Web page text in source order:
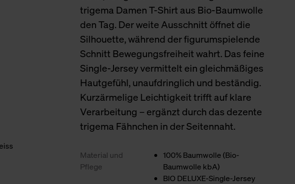
trigema Damen T-Shirt aus Bio-Baumwolle
den Tag. Der weite Ausschnitt öffnet die
Silhouette, während der figurumspielende
Schnitt Bewegungsfreiheit wahrt. Das feine
Single-Jersey vermittelt ein gleichmäßiges
Hautgefühl, unaufdringlich und beständig.
Kurzärmelige Leichtigkeit trifft auf klare
Verarbeitung – ergänzt durch das dezente
trigema Fähnchen in der Seitennaht.
Material und
Pflege
100% Baumwolle (Bio-
Baumwolle kbA)
BIO DELUXE-Single-Jersey